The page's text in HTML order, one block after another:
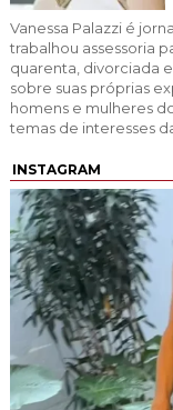
Vanessa Palazzi é
trabalhou assessoria
quarenta, divorciada
sobre suas próprias
homens e mulheres
temas de interesses
INSTAGRAM